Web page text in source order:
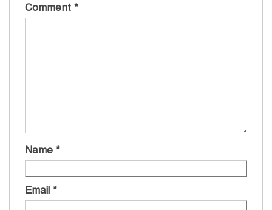
Comment *
Name *
Email *